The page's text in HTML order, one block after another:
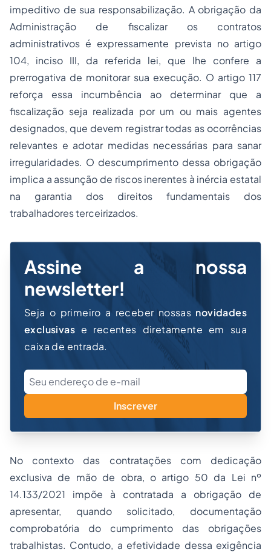
impeditivo de sua responsabilização. A obrigação da
Administração de fiscalizar os contratos
administrativos é expressamente prevista no artigo
104, inciso III, da referida lei, que lhe confere a
prerrogativa de monitorar sua execução. O artigo 117
reforça essa incumbência ao determinar que a
fiscalização seja realizada por um ou mais agentes
designados, que devem registrar todas as ocorrências
relevantes e adotar medidas necessárias para sanar
irregularidades. O descumprimento dessa obrigação
implica a assunção de riscos inerentes à inércia estatal
na garantia dos direitos fundamentais dos
trabalhadores terceirizados.
Assine a nossa
newsletter!
Seja o primeiro a receber nossas novidades
exclusivas e recentes diretamente em sua
caixa de entrada.
Inscrever
No contexto das contratações com dedicação
exclusiva de mão de obra, o artigo 50 da Lei nº
14.133/2021 impõe à contratada a obrigação de
apresentar, quando solicitado, documentação
comprobatória do cumprimento das obrigações
trabalhistas. Contudo, a efetividade dessa exigência